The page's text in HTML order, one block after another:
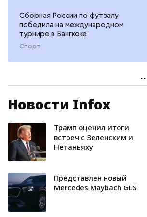
Сборная России по футзалу
победила на международном
турнире в Бангкоке
Спорт
Новости Infox
Трамп оценил итоги
встреч с Зеленским и
Нетаньяху
Представлен новый
Mercedes Maybach GLS